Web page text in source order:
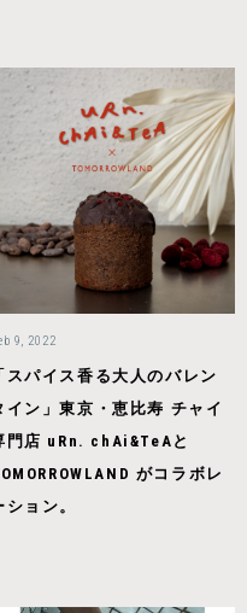
9, 2022
スパイス香る大人のバレン
イン」東京・恵比寿 チャイ
門店 uRn. chAi&TeAと
がコラボレ
ション。